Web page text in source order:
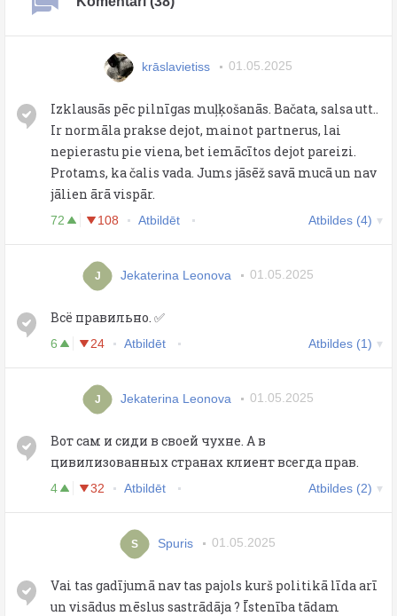
krāslavietiss 01.05.2025
Izklausās pēc pilnīgas muļķošanās. Bačata, salsa utt..
Ir normāla prakse dejot, mainot partnerus, lai
nepierastu pie viena, bet iemācītos dejot pareizi.
Protams, ka čalis vada. Jums jāsēž savā mucā un nav
jālien ārā vispār.
72 108 Atbildēt Atbildes (4)
J Jekaterina Leonova 01.05.2025
Всё правильно. ✅
6 24 Atbildēt Atbildes (1)
J Jekaterina Leonova 01.05.2025
Вот сам и сиди в своей чухне. А в
цивилизованных странах клиент всегда прав.
4 32 Atbildēt Atbildes (2)
S Spuris 01.05.2025
Vai tas gadījumā nav tas pajols kurš politikā līda arī
un visādus mēslus sastrādāja ? Īstenība tādam